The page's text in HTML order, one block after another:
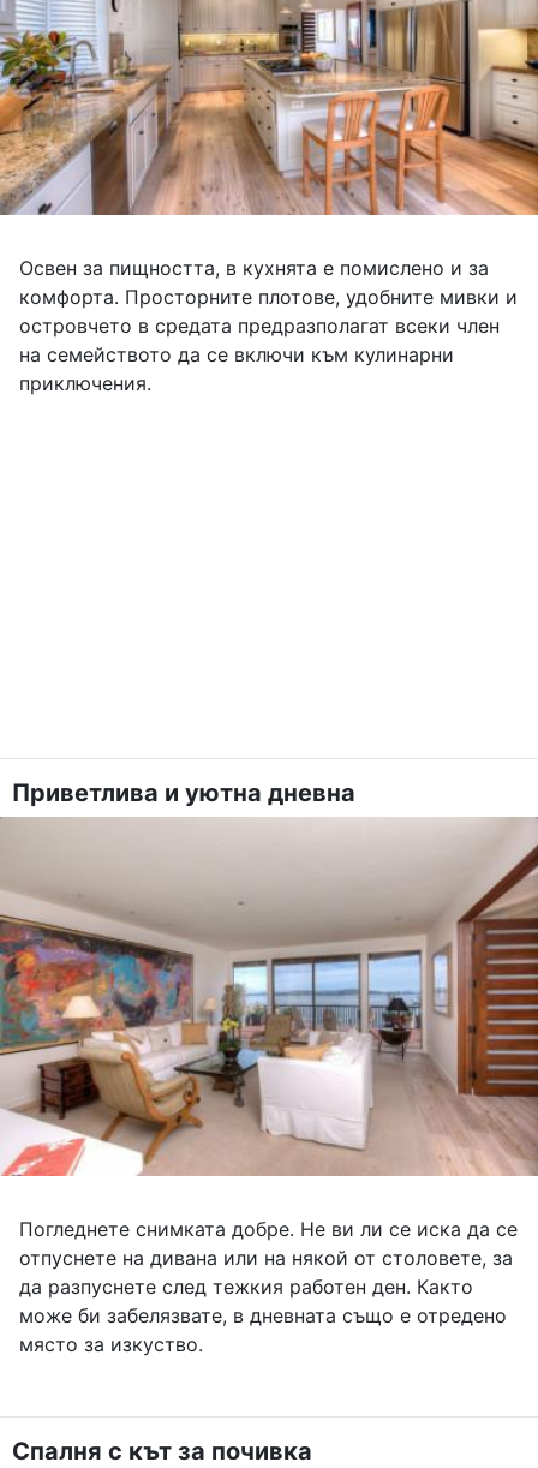
Освен за пищността, в кухнята е помислено и за
комфорта. Просторните плотове, удобните мивки и
островчето в средата предразполагат всеки член
на семейството да се включи към кулинарни
приключения.
Приветлива и уютна дневна
Погледнете снимката добре. Не ви ли се иска да се
отпуснете на дивана или на някой от столовете, за
да разпуснете след тежкия работен ден. Както
може би забелязвате, в дневната също е отредено
място за изкуство.
Спалня с кът за почивка